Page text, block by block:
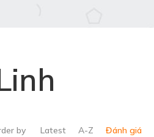
by Latest A-Z Đánh giá